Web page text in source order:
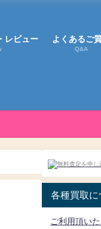
レビュー よくあるご
Q&A
各種買取に
ご利用頂い